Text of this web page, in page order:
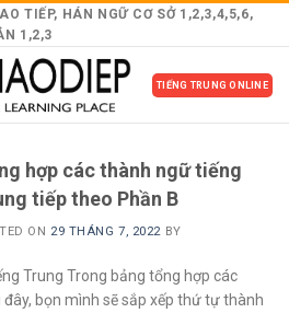
TIẾP, HÁN NGỮ CƠ SỞ 1,2,3,4,5,6,
1,2,3
TIẾNG TRUNG ONLINE
hợp các thành ngữ tiếng
tiếp theo Phần B
ON 29 THÁNG 7, 2022 BY
Trung Trong bảng tổng hợp các
bọn mình sẽ sắp xếp thứ tự thành